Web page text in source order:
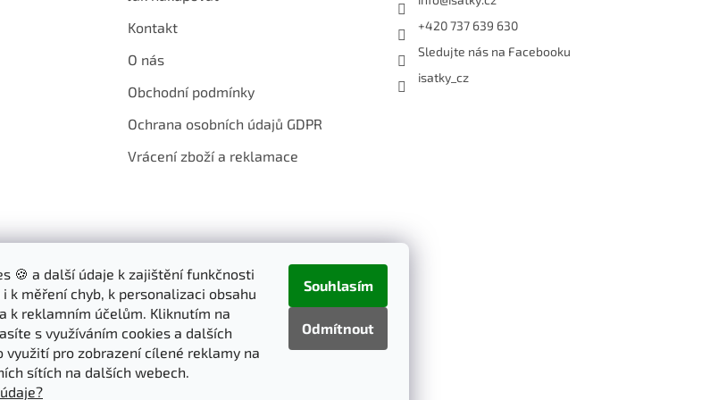
🍪 a další údaje k zajištění funkčnosti
k měření chyb, k personalizaci obsahu
k reklamním účelům. Kliknutím na
s využíváním cookies a dalších
využití pro zobrazení cílené reklamy na
sítích na dalších webech.
Odmítnout
Souhlasím
Kontakt
O nás
Obchodní podmínky
Ochrana osobních údajů GDPR
Vrácení zboží a reklamace
+420 737 639 630
Sledujte nás na Facebooku
isatky_cz